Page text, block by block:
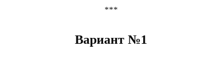
***
Вариант №1